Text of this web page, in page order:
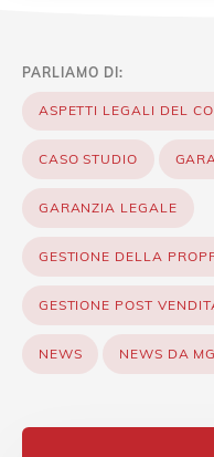
PARLIAMO DI:
ASPETTI LEGALI DEL
CASO STUDIO
GARANZIA LEGALE
GESTIONE DELLA
GESTIONE POST
NEWS NEWS DA MG